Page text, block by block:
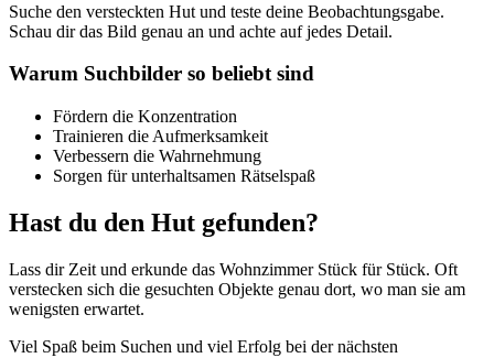
Suche den versteckten Hut und teste deine Beobachtungsgabe.
Schau dir das Bild genau an und achte auf jedes Detail.
Warum Suchbilder so beliebt sind
Fördern die Konzentration
Trainieren die Aufmerksamkeit
Verbessern die Wahrnehmung
Sorgen für unterhaltsamen Rätselspaß
Hast du den Hut gefunden?
Lass dir Zeit und erkunde das Wohnzimmer Stück für Stück. Oft
verstecken sich die gesuchten Objekte genau dort, wo man sie am
wenigsten erwartet.
Viel Spaß beim Suchen und viel Erfolg bei der nächsten